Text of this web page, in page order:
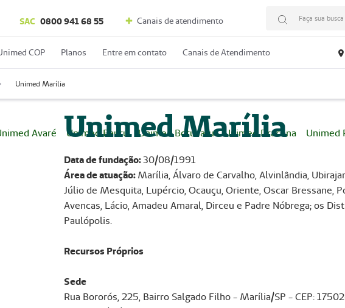
SAC 0800 941 68 55 Canais de atendimento Faça sua
COP Planos Entre em contato Canais de Atendimento
Unimed Marília
Avaré Unimed Bauru Unimed Botucatu Unimed Dracena Unimed
Unimed Marília
Data de fundação:30/08/1991
Área de atuação:Marília, Álvaro de Carvalho, Alvinlândia,
Júlio de Mesquita, Lupércio, Ocauçu, Oriente, Oscar Bressane,
Avencas, Lácio, Amadeu Amaral, Dirceu e Padre Nóbrega; os
Paulópolis.
Recursos Próprios
Sede
Rua Bororós, 225, Bairro Salgado Filho - Marília/SP - CEP: